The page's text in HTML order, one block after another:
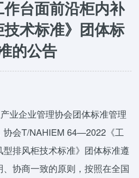
台面前沿柜内补
术标准》团体标
的公告
业企业管理协会团体标准管理
协会T/NAHIEM 64—2022《工
排风柜技术标准》团体标准遵
协商一致的原则，按照在全国